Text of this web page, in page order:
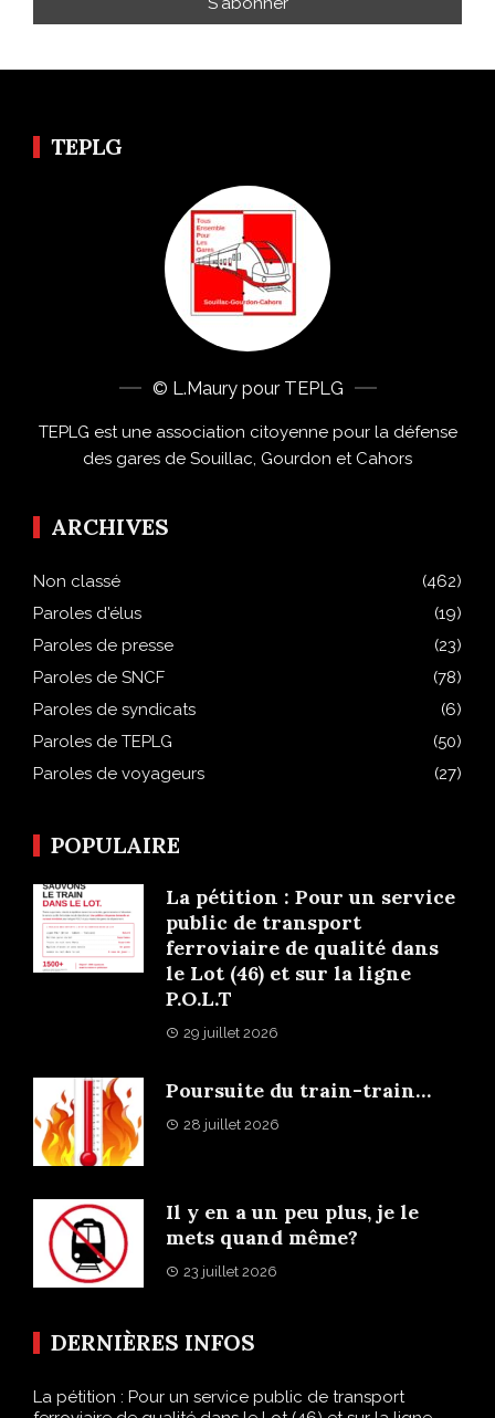
TEPLG
© L.Maury pour TEPLG
TEPLG est une association citoyenne pour la défense
des gares de Souillac, Gourdon et Cahors
ARCHIVES
Non classé
(462)
Paroles d'élus
(19)
Paroles de presse
(23)
Paroles de SNCF
(78)
Paroles de syndicats
(6)
Paroles de TEPLG
(50)
Paroles de voyageurs
(27)
POPULAIRE
La pétition : Pour un service
public de transport
ferroviaire de qualité dans
le Lot (46) et sur la ligne
P.O.L.T
29 juillet 2026
Poursuite du train-train…
28 juillet 2026
Il y en a un peu plus, je le
mets quand même?
23 juillet 2026
DERNIÈRES INFOS
La pétition : Pour un service public de transport